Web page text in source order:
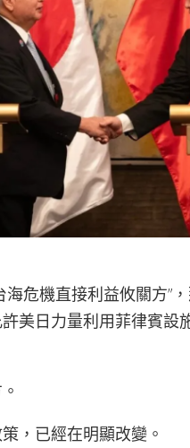
危機直接利益攸關方”
美日力量利用菲律賓設
，已經在明顯改變。